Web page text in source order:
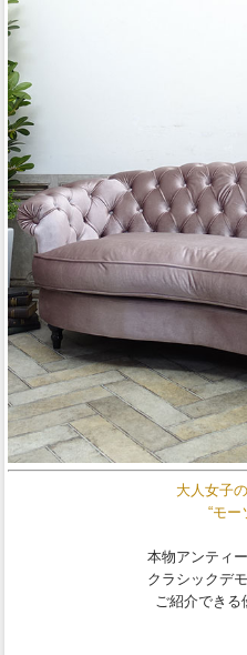
大人女子
“モー
本物アンティ
クラシックデ
ご紹介でき